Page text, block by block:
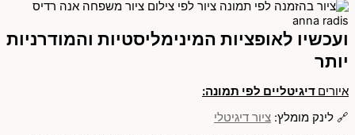
ועכשיו לאופציות המינימליסטיות והמודרניות
יותר
איורים דיגיטליים לפי תמונה:
🔗 לינק מומלץ: ציור דיגיטלי